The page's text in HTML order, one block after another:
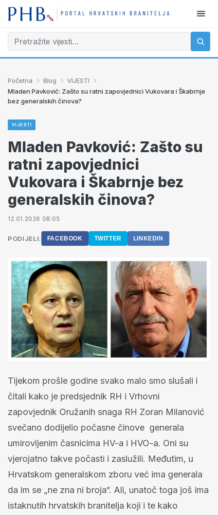
Početna › Blog › VIJESTI ›
Mladen Pavković: Zašto su ratni zapovjednici Vukovara i Škabrnje
bez generalskih činova?
VIJESTI
Mladen Pavković: Zašto su
ratni zapovjednici
Vukovara i Škabrnje bez
generalskih činova?
12.01.2026 08:05
PODIJELI: FACEBOOK TWITTER LINKEDIN
Tijekom prošle godine svako malo smo slušali i
čitali kako je predsjednik RH i Vrhovni
zapovjednik Oružanih snaga RH Zoran Milanović
svečano dodijelio počasne činove generala
umirovljenim časnicima HV-a i HVO-a. Oni su
vjerojatno takve počasti i zaslužili. Međutim, u
Hrvatskom generalskom zboru već ima generala
da im se „ne zna ni broja“. Ali, unatoč toga još ima
istaknutih hrvatskih branitelja koji i te kako